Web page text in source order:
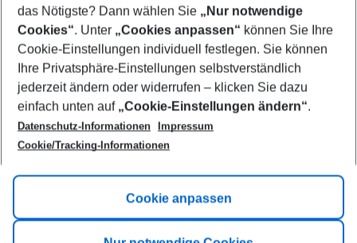
Footer
Footer navigation
Title A
Link A
das Nötigste? Dann wählen Sie „Nur notwendige
Cookies“. Unter „Cookies anpassen“ können Sie Ihre
Cookie-Einstellungen individuell festlegen. Sie können
Ihre Privatsphäre-Einstellungen selbstverständlich
jederzeit ändern oder widerrufen – klicken Sie dazu
einfach unten auf „Cookie-Einstellungen ändern“.
Datenschutz-Informationen
Impressum
Cookie/Tracking-Informationen
Cookie anpassen